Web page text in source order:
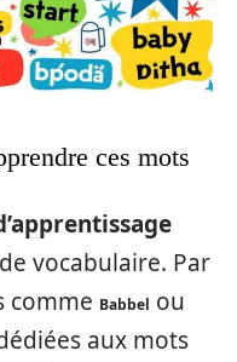
ces mots
vocabulaire. Par
comme Babbel ou
aux mots